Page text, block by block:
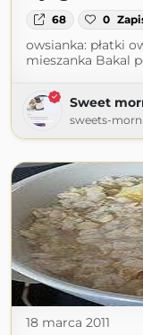
68 0
owsianka: płatki
mieszanka Bakal
Sweet
sweets-
18 marca 2011